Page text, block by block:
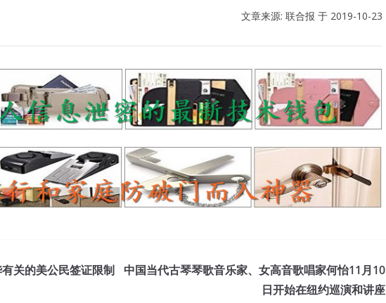
文章来源: 联合报 于 2019-10-23
关的美公民签证限制
中国当代古琴琴歌音乐家、女高音歌唱家何怡11月10
日开始在纽约巡演和讲座